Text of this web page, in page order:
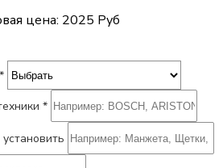
цена: 2025 Руб
*